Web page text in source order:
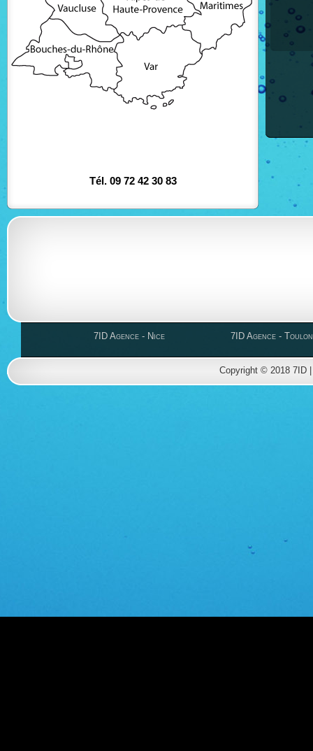
Tél. 09 72 42 30 83
7ID est
7ID Agence - Nice 7ID Agence - Toulon
Copyright © 2018 7ID